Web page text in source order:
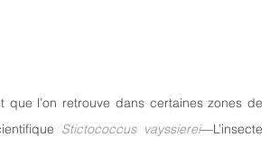
l’on retrouve dans certaines zones de
Stictococcus vayssierei—L’insecte